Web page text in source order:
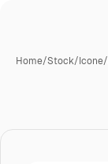
Home/Stock/Icone/